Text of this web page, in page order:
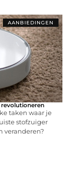
AANBIEDINGEN
taken waar je
stofzuiger
veranderen?